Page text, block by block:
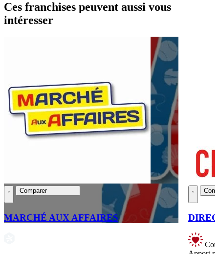
Ces franchises peuvent aussi vous
intéresser
Comparer
MARCHÉ AUX AFFAIRES